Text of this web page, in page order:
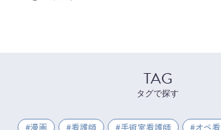
TAG
タグで探す
漫画 看護師 手術室看護師 オペ看